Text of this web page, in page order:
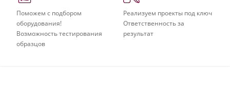
Поможем с подбором
оборудования!
Возможность тестирования
образцов
Реализуем проекты под ключ
Ответственность за
результат